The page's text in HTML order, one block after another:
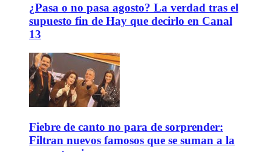
¿Pasa o no pasa agosto? La verdad tras el
supuesto fin de Hay que decirlo en Canal
13
Fiebre de canto no para de sorprender:
Filtran nuevos famosos que se suman a la